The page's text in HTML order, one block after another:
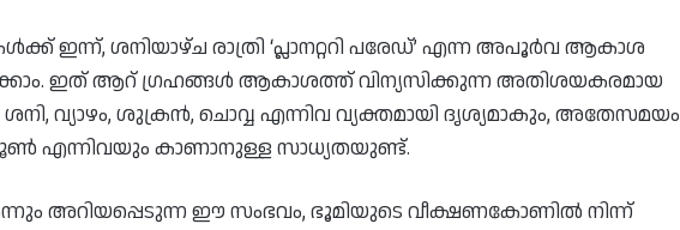
ഇന്ന്, ശനിയാഴ്ച രാത്രി ‘പ്ലാനറ്ററി പരേഡ്’ എന്ന അപൂർവ ആകാശ
ഇത് ആറ് ഗ്രഹങ്ങൾ ആകാശത്ത് വിന്യസിക്കുന്ന അതിശയകരമായ
വ്യാഴം, ശുക്രൻ, ചൊവ്വ എന്നിവ വ്യക്തമായി ദൃശ്യമാകും, അതേസമയം
എന്നിവയും കാണാനുള്ള സാധ്യതയുണ്ട്.
അറിയപ്പെടുന്ന ഈ സംഭവം, ഭൂമിയുടെ വീക്ഷണകോണിൽ നിന്ന്